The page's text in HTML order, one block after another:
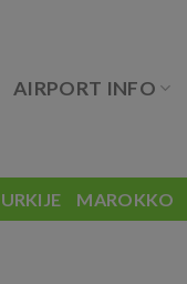
AIRPORT INFO
MAROKKO